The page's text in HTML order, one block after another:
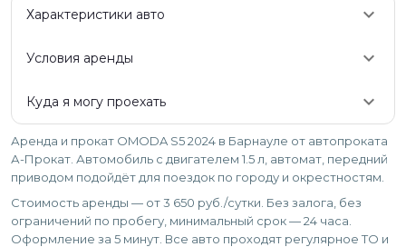
Характеристики авто keyboard_arrow_down
Условия аренды keyboard_arrow_down
Куда я могу проехать keyboard_arrow_down
Аренда и прокат OMODA S5 2024 в Барнауле от автопроката
А-Прокат. Автомобиль с двигателем 1.5 л, автомат, передний
приводом подойдёт для поездок по городу и окрестностям.
Стоимость аренды — от 3 650 руб./сутки. Без залога, без
ограничений по пробегу, минимальный срок — 24 часа.
Оформление за 5 минут. Все авто проходят регулярное ТО и